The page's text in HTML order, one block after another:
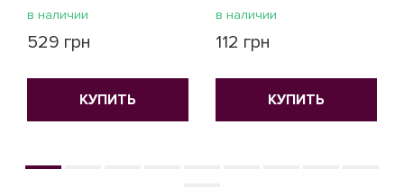
в наличии
529 грн
КУПИТЬ
в наличии
112 грн
КУПИТЬ